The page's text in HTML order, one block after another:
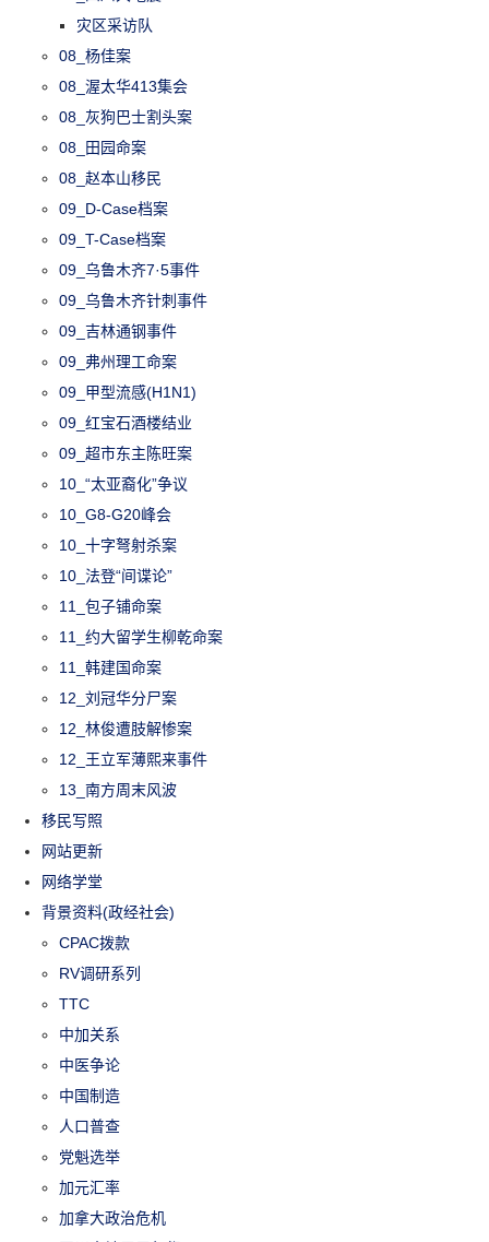
灾区采访队
08_杨佳案
08_渥太华413集会
08_灰狗巴士割头案
08_田园命案
08_赵本山移民
09_D-Case档案
09_T-Case档案
09_乌鲁木齐7·5事件
09_乌鲁木齐针刺事件
09_吉林通钢事件
09_弗州理工命案
09_甲型流感(H1N1)
09_红宝石酒楼结业
09_超市东主陈旺案
10_“太亚裔化”争议
10_G8-G20峰会
10_十字弩射杀案
10_法登“间谍论”
11_包子铺命案
11_约大留学生柳乾命案
11_韩建国命案
12_刘冠华分尸案
12_林俊遭肢解惨案
12_王立军薄熙来事件
13_南方周末风波
移民写照
网站更新
网络学堂
背景资料(政经社会)
CPAC拨款
RV调研系列
TTC
中加关系
中医争论
中国制造
人口普查
党魁选举
加元汇率
加拿大政治危机